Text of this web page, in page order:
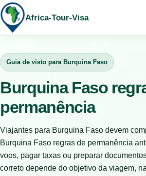
Africa-Tour-Visa
Guia de visto para Burquina Faso
Burquina Faso
permanência
Viajantes para Burquina Faso devem
Burquina Faso regras de permanência
voos, pagar taxas ou preparar
correto depende do objetivo da viagem,